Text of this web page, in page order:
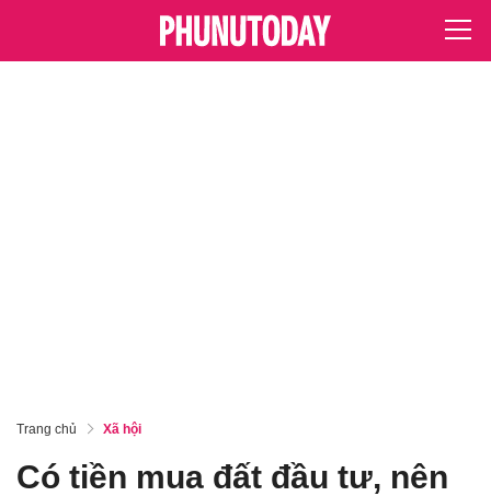
Trang chủ Xã hội
Có tiền mua đất đầu tư, nên